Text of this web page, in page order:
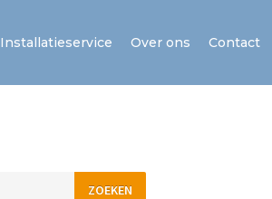
Installatieservice Over ons Contact
ZOEKEN